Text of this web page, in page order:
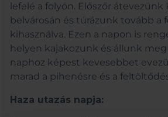
lefelé a folyón. Előszőr átevezünk
belvárosán és túrázunk tovább a
kihasználva. Ezen a napon is
helyen kajakozunk és állunk
naphoz képest kevesebbet
marad a pihenésre és a
Haza utazás napja: